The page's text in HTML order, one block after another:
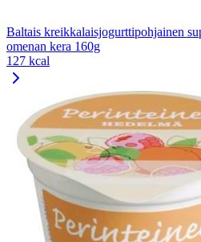
Baltais kreikkalaisjogurttipohjainen
omenan kera 160g
127 kcal